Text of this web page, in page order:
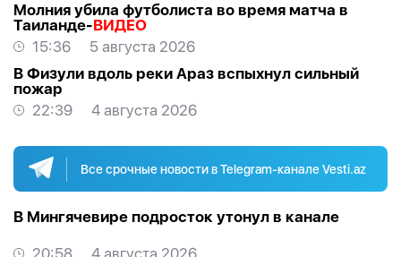
Молния убила футболиста во время матча в
Таиланде-ВИДЕО
15:36
5 августа 2026
В Физули вдоль реки Араз вспыхнул сильный
пожар
22:39
4 августа 2026
Все срочные новости в Telegram-канале Vesti.az
В Мингячевире подросток утонул в канале